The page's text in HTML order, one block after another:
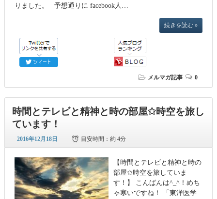
りました。 予想通りに facebook人…
続きを読む »
メルマガ記事 0
時間とテレビと精神と時の部屋✩時空を旅し
ています！
2016年12月18日 目安時間：約 4分
【時間とテレビと精神と時の
部屋✩時空を旅していま
す！】 こんばんは^_^！めち
ゃ寒いですね！ 「東洋医学